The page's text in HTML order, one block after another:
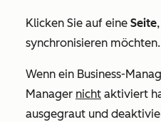
Klicken Sie auf eine Seite
synchronisieren möchten.
Wenn ein Business-
Manager nicht aktiviert
ausgegraut und